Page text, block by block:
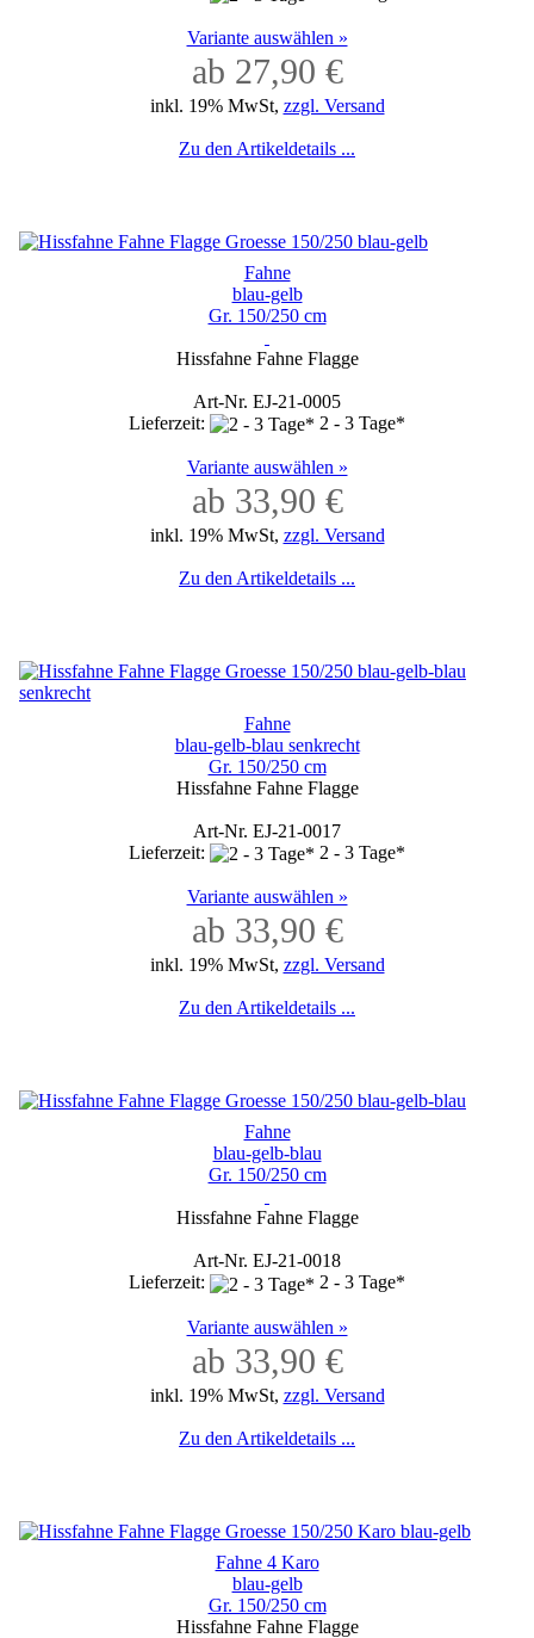
Variante auswählen »
ab 27,90 €
inkl. 19% MwSt, zzgl. Versand
Zu den Artikeldetails ...
Fahne
blau-gelb
Gr. 150/250 cm
Hissfahne Fahne Flagge
Art-Nr. EJ-21-0005
Lieferzeit:
2 - 3 Tage*
Variante auswählen »
ab 33,90 €
inkl. 19% MwSt, zzgl. Versand
Zu den Artikeldetails ...
Fahne
blau-gelb-blau senkrecht
Gr. 150/250 cm
Hissfahne Fahne Flagge
Art-Nr. EJ-21-0017
Lieferzeit:
2 - 3 Tage*
Variante auswählen »
ab 33,90 €
inkl. 19% MwSt, zzgl. Versand
Zu den Artikeldetails ...
Fahne
blau-gelb-blau
Gr. 150/250 cm
Hissfahne Fahne Flagge
Art-Nr. EJ-21-0018
Lieferzeit:
2 - 3 Tage*
Variante auswählen »
ab 33,90 €
inkl. 19% MwSt, zzgl. Versand
Zu den Artikeldetails ...
Fahne 4 Karo
blau-gelb
Gr. 150/250 cm
Hissfahne Fahne Flagge